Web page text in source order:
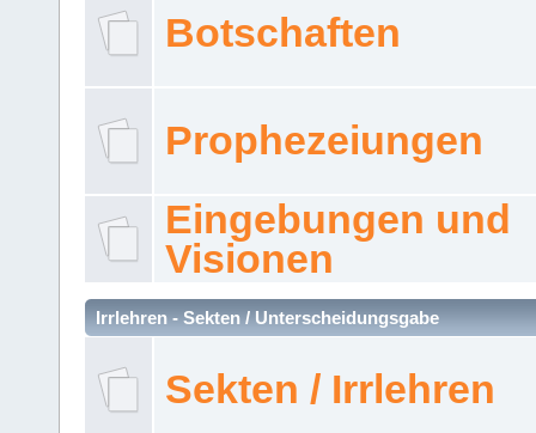
Botschaften
Prophezeiungen
Eingebungen und
Visionen
Irrlehren - Sekten / Unterscheidungsgabe
Sekten / Irrlehren